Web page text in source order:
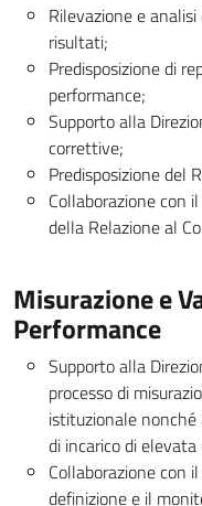
Rilevazione e
risultati;
Predisposizione di
performance;
Supporto alla
correttive;
Predisposizione del
Collaborazione con
della Relazione al
Misurazione e
Performance
Supporto alla
processo di
istituzionale
di incarico di
Collaborazione con
definizione e il